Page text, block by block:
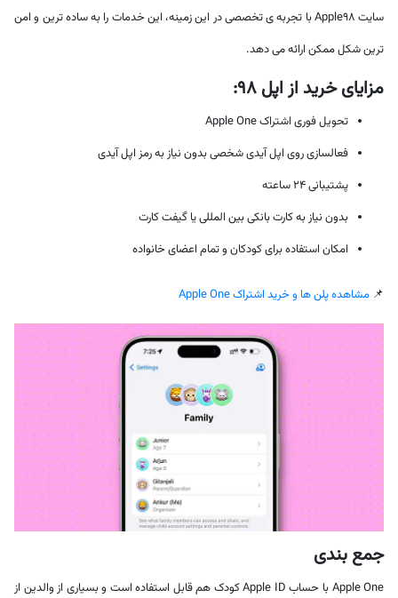
سایت Apple98 با تجربه ی تخصصی در این زمینه، این خدمات را به ساده ترین و امن
ترین شکل ممکن ارائه می دهد.
مزایای خرید از اپل ۹۸:
تحویل فوری اشتراک Apple One
فعالسازی روی اپل آیدی شخصی بدون نیاز به رمز اپل آیدی
پشتیبانی ۲۴ ساعته
بدون نیاز به کارت بانکی بین المللی یا گیفت کارت
امکان استفاده برای کودکان و تمام اعضای خانواده
📌 مشاهده پلن ها و خرید اشتراک Apple One
جمع بندی
Apple One با حساب Apple ID کودک هم قابل استفاده است و بسیاری از والدین از